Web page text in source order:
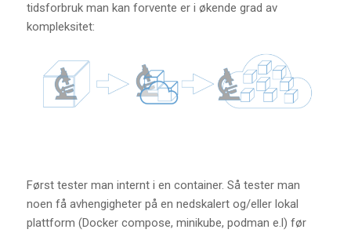
tidsforbruk man kan forvente er i økende grad av
kompleksitet:
Først tester man internt i en container. Så tester man
noen få avhengigheter på en nedskalert og/eller lokal
plattform (Docker compose, minikube, podman e.l) før